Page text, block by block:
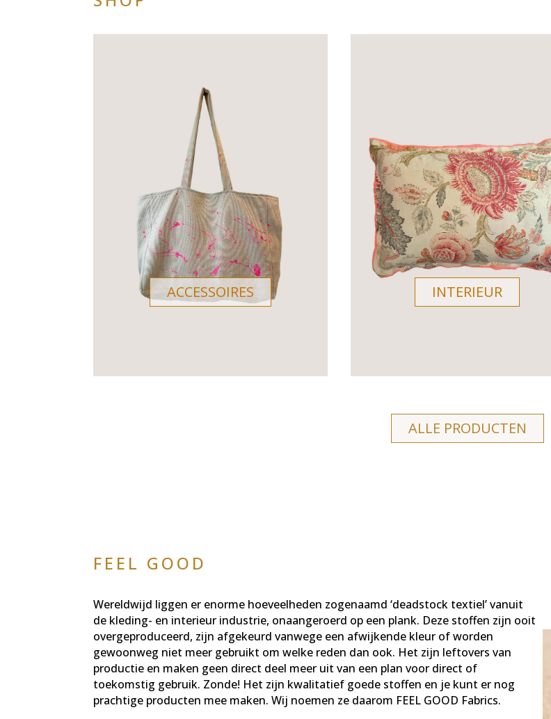
ACCESSOIRES INTERIEUR
ALLE PRODUCTEN
FEEL GOOD
Wereldwijd liggen er enorme hoeveelheden zogenaamd ‘deadstock textiel’ vanuit
de kleding- en interieur industrie, onaangeroerd op een plank. Deze stoffen zijn ooit
overgeproduceerd, zijn afgekeurd vanwege een afwijkende kleur of worden
gewoonweg niet meer gebruikt om welke reden dan ook. Het zijn leftovers van
productie en maken geen direct deel meer uit van een plan voor direct of
toekomstig gebruik. Zonde! Het zijn kwalitatief goede stoffen en je kunt er nog
prachtige producten mee maken. Wij noemen ze daarom FEEL GOOD Fabrics.